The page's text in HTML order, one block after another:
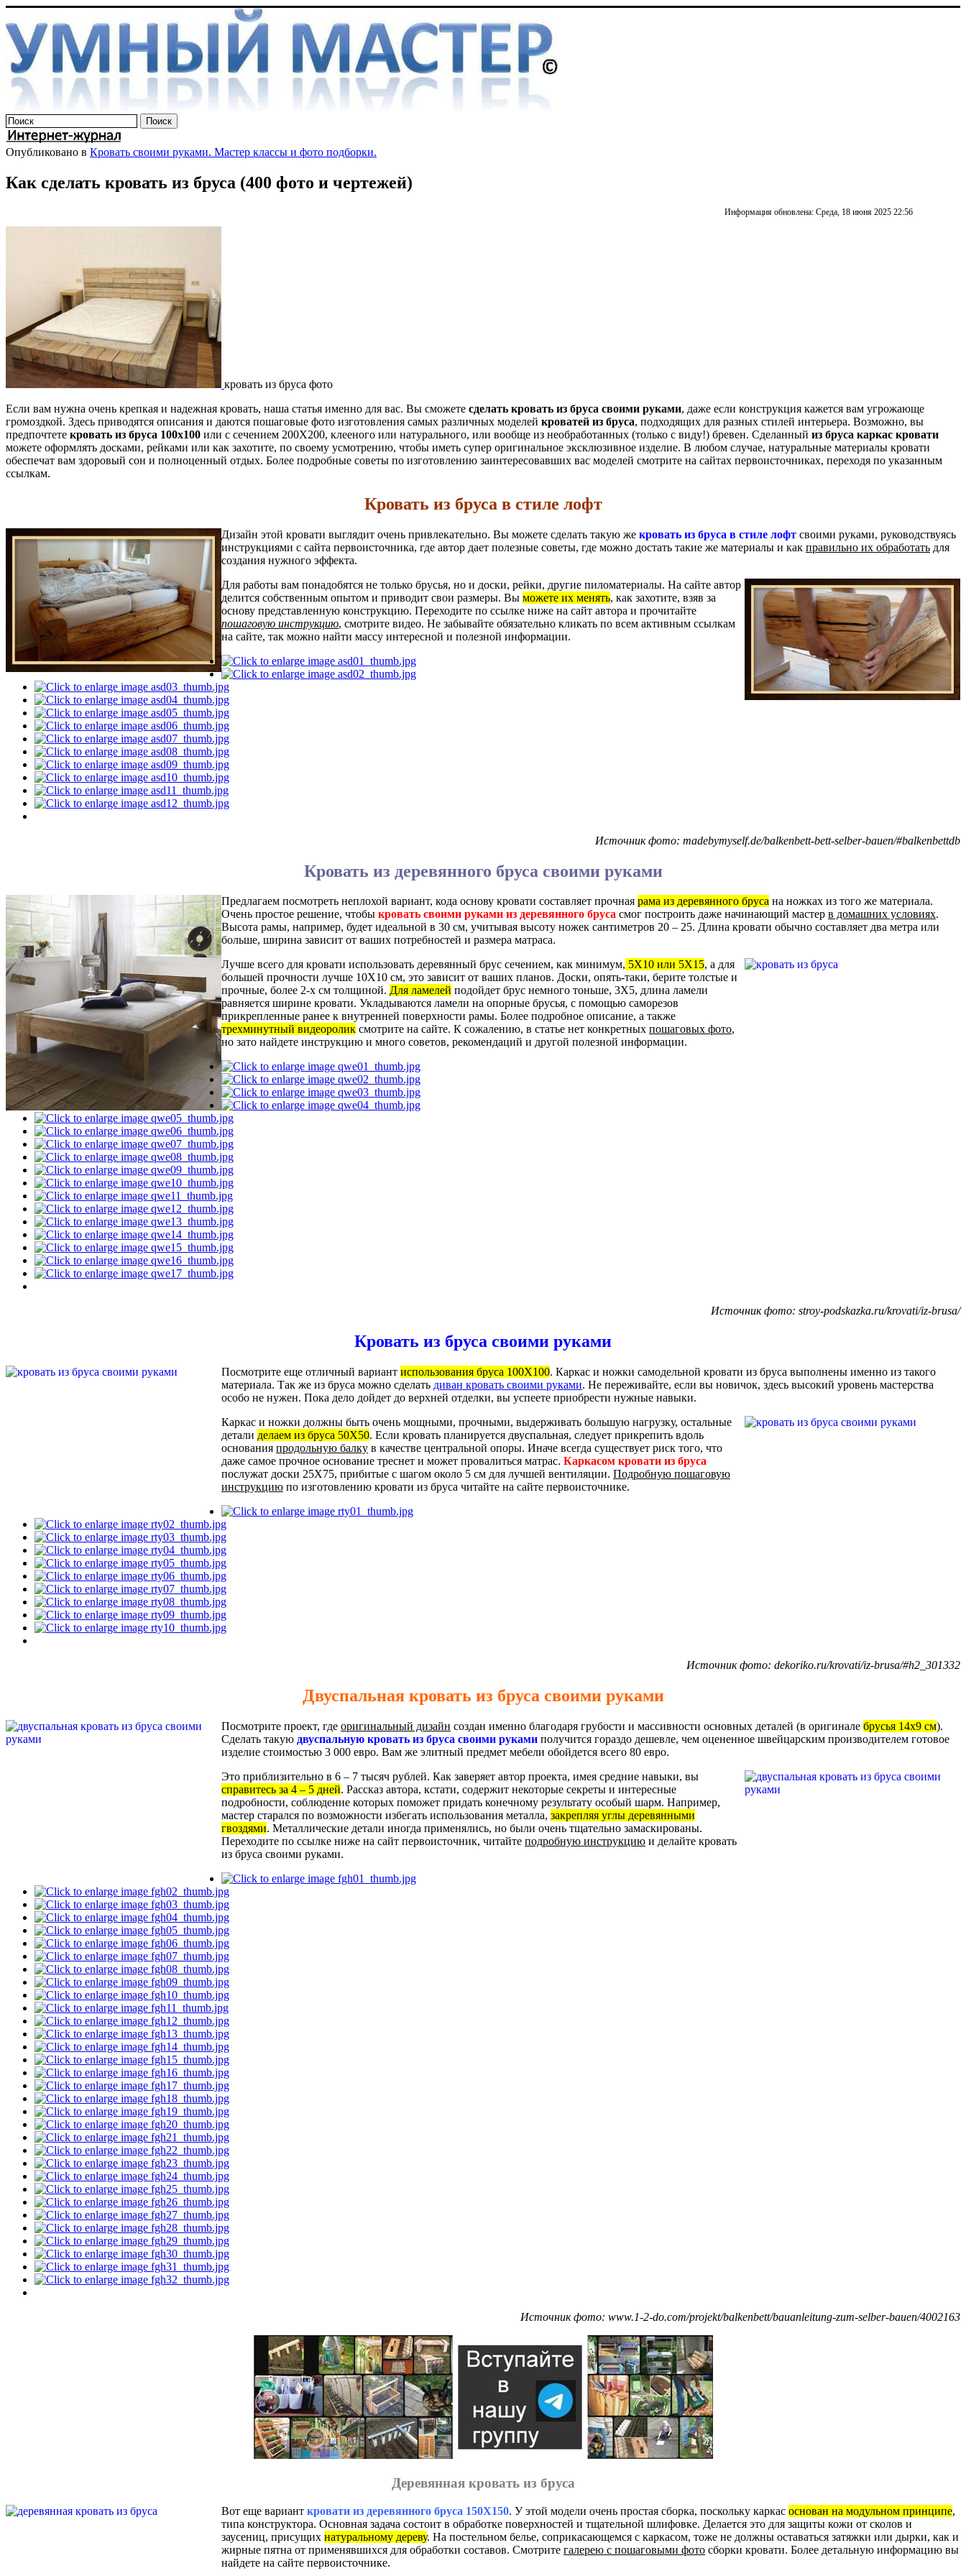
Опубликовано в Кровать своими руками. Мастер классы и фото подборки.
Как сделать кровать из бруса (400 фото и чертежей)
Информация обновлена: Среда, 18 июня 2025 22:56
кровать из бруса фото
Если вам нужна очень крепкая и надежная кровать, наша статья именно для вас. Вы сможете сделать кровать из бруса своими руками, даже если конструкция кажется вам угрожающе
громоздкой. Здесь приводятся описания и даются пошаговые фото изготовления самых различных моделей кроватей из бруса, подходящих для разных стилей интерьера. Возможно, вы
предпочтете кровать из бруса 100х100 или с сечением 200Х200, клееного или натурального, или вообще из необработанных (только с виду!) бревен. Сделанный из бруса каркас кровати
можете оформлять досками, рейками или как захотите, по своему усмотрению, чтобы иметь супер оригинальное эксклюзивное изделие. В любом случае, натуральные материалы кровати
обеспечат вам здоровый сон и полноценный отдых. Более подробные советы по изготовлению заинтересовавших вас моделей смотрите на сайтах первоисточниках, переходя по указанным
ссылкам.
Кровать из бруса в стиле лофт
Дизайн этой кровати выглядит очень привлекательно. Вы можете сделать такую же кровать из бруса в стиле лофт своими руками, руководствуясь
инструкциями с сайта первоисточника, где автор дает полезные советы, где можно достать такие же материалы и как правильно их обработать для
создания нужного эффекта.
Для работы вам понадобятся не только брусья, но и доски, рейки, другие пиломатериалы. На сайте автор
делится собственным опытом и приводит свои размеры. Вы можете их менять, как захотите, взяв за
основу представленную конструкцию. Переходите по ссылке ниже на сайт автора и прочитайте
пошаговую инструкцию, смотрите видео. Не забывайте обязательно кликать по всем активным ссылкам
на сайте, так можно найти массу интересной и полезной информации.
Источник фото: madebymyself.de/balkenbett-bett-selber-bauen/#balkenbettdb
Кровать из деревянного бруса своими руками
Предлагаем посмотреть неплохой вариант, кода основу кровати составляет прочная рама из деревянного бруса на ножках из того же материала.
Очень простое решение, чтобы кровать своими руками из деревянного бруса смог построить даже начинающий мастер в домашних условиях.
Высота рамы, например, будет идеальной в 30 см, учитывая высоту ножек сантиметров 20 – 25. Длина кровати обычно составляет два метра или
больше, ширина зависит от ваших потребностей и размера матраса.
Лучше всего для кровати использовать деревянный брус сечением, как минимум, 5Х10 или 5Х15, а для
большей прочности лучше 10Х10 см, это зависит от ваших планов. Доски, опять-таки, берите толстые и
прочные, более 2-х см толщиной. Для ламелей подойдет брус немного тоньше, 3Х5, длина ламели
равняется ширине кровати. Укладываются ламели на опорные брусья, с помощью саморезов
прикрепленные ранее к внутренней поверхности рамы. Более подробное описание, а также
трехминутный видеоролик смотрите на сайте. К сожалению, в статье нет конкретных пошаговых фото,
но зато найдете инструкцию и много советов, рекомендаций и другой полезной информации.
Источник фото: stroy-podskazka.ru/krovati/iz-brusa/
Кровать из бруса своими руками
Посмотрите еще отличный вариант использования бруса 100Х100. Каркас и ножки самодельной кровати из бруса выполнены именно из такого
материала. Так же из бруса можно сделать диван кровать своими руками. Не переживайте, если вы новичок, здесь высокий уровень мастерства
особо не нужен. Пока дело дойдет до верхней отделки, вы успеете приобрести нужные навыки.
Каркас и ножки должны быть очень мощными, прочными, выдерживать большую нагрузку, остальные
детали делаем из бруса 50Х50. Если кровать планируется двуспальная, следует прикрепить вдоль
основания продольную балку в качестве центральной опоры. Иначе всегда существует риск того, что
даже самое прочное основание треснет и может провалиться матрас. Каркасом кровати из бруса
послужат доски 25Х75, прибитые с шагом около 5 см для лучшей вентиляции. Подробную пошаговую
инструкцию по изготовлению кровати из бруса читайте на сайте первоисточнике.
Источник фото: dekoriko.ru/krovati/iz-brusa/#h2_301332
Двуспальная кровать из бруса своими руками
Посмотрите проект, где оригинальный дизайн создан именно благодаря грубости и массивности основных деталей (в оригинале брусья 14x9 см).
Сделать такую двуспальную кровать из бруса своими руками получится гораздо дешевле, чем оцененное швейцарским производителем готовое
изделие стоимостью 3 000 евро. Вам же элитный предмет мебели обойдется всего 80 евро.
Это приблизительно в 6 – 7 тысяч рублей. Как заверяет автор проекта, имея средние навыки, вы
справитесь за 4 – 5 дней. Рассказ автора, кстати, содержит некоторые секреты и интересные
подробности, соблюдение которых поможет придать конечному результату особый шарм. Например,
мастер старался по возможности избегать использования металла, закрепляя углы деревянными
гвоздями. Металлические детали иногда применялись, но были очень тщательно замаскированы.
Переходите по ссылке ниже на сайт первоисточник, читайте подробную инструкцию и делайте кровать
из бруса своими руками.
Источник фото: www.1-2-do.com/projekt/balkenbett/bauanleitung-zum-selber-bauen/4002163
Деревянная кровать из бруса
Вот еще вариант кровати из деревянного бруса 150Х150. У этой модели очень простая сборка, поскольку каркас основан на модульном принципе,
типа конструктора. Основная задача состоит в обработке поверхностей и тщательной шлифовке. Делается это для защиты кожи от сколов и
заусениц, присущих натуральному дереву. На постельном белье, соприкасающемся с каркасом, тоже не должны оставаться затяжки или дырки, как и
жирные пятна от применявшихся для обработки составов. Смотрите галерею с пошаговыми фото сборки кровати. Более детальную информацию вы
найдете на сайте первоисточнике.